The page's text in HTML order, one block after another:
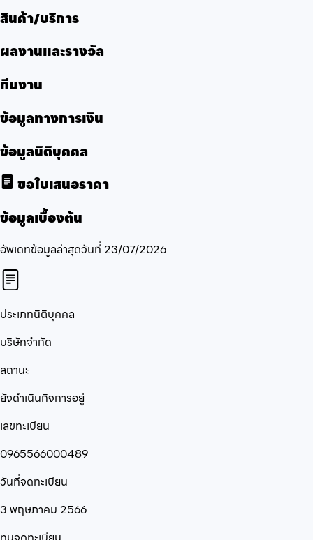
สินค้า/บริการ
ผลงานและรางวัล
ทีมงาน
ข้อมูลทางการเงิน
ข้อมูลนิติบุคคล
ขอใบเสนอราคา
ข้อมูลเบื้องต้น
อัพเดทข้อมูลล่าสุดวันที่ 23/07/2026
ประเภทนิติบุคคล
บริษัทจำกัด
สถานะ
ยังดำเนินกิจการอยู่
เลขทะเบียน
0965566000489
วันที่จดทะเบียน
3 พฤษภาคม 2566